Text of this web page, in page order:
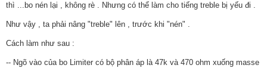
thì ...bo nén lại , không rè . Nhưng có thể làm cho tiếng treble bị yếu đi .
Như vậy , ta phải nâng "treble" lên , trước khi "nén" .
Cách làm như sau :
-- Ngõ vào của bo Limiter có bộ phân áp là 47k và 470 ohm xuống masse